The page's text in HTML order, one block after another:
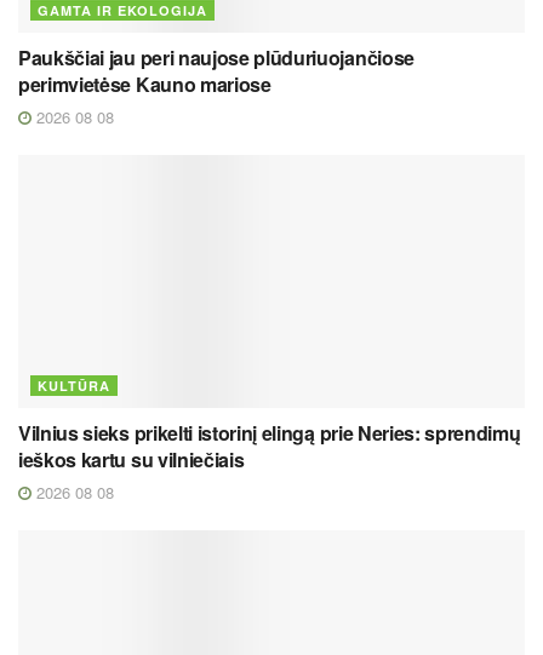
GAMTA IR EKOLOGIJA
Paukščiai jau peri naujose plūduriuojančiose
perimvietėse Kauno mariose
2026 08 08
KULTŪRA
Vilnius sieks prikelti istorinį elingą prie Neries: sprendimų
ieškos kartu su vilniečiais
2026 08 08